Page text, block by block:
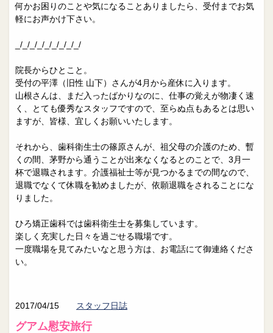
何かお困りのことや気になることありましたら、受付までお気
軽にお声かけ下さい。
_/_/_/_/_/_/_/_/_/
院長からひとこと。
受付の平澤（旧性 山下）さんが4月から産休に入ります。
山根さんは、まだ入ったばかりなのに、仕事の覚えが物凄く速
く、とても優秀なスタッフですので、至らぬ点もあるとは思い
ますが、皆様、宜しくお願いいたします。
それから、歯科衛生士の篠原さんが、祖父母の介護のため、暫
くの間、茅野から通うことが出来なくなるとのことで、3月一
杯で退職されます。介護福祉士等が見つかるまでの間なので、
退職でなくて休職を勧めましたが、依願退職をされることにな
りました。
ひろ矯正歯科では歯科衛生士を募集しています。
楽しく充実した日々を過ごせる職場です。
一度職場を見てみたいなと思う方は、お電話にて御連絡くださ
い。
2017/04/15 スタッフ日誌
グアム慰安旅行